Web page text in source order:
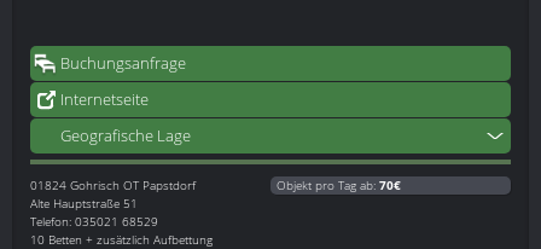
Buchungsanfrage
Internetseite
Geografische Lage
01824 Gohrisch OT Papstdorf
Alte Hauptstraße 51
Telefon: 035021 68529
10 Betten + zusätzlich Aufbettung
Objekt pro Tag ab: 70€